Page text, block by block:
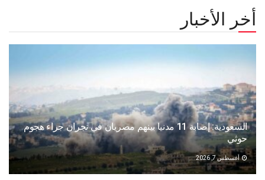
أخر الأخبار
السعودية: إصابة 11 مدنيا بينهم مصريان في نجران جراء هجوم
حوثي
أغسطس 7, 2026